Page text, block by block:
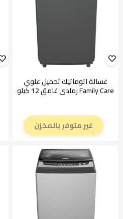
غسالة اتوماتيك تحميل علوي
Family Care رمادي غامق 12 كيلو
غير متوفر بالمخزن